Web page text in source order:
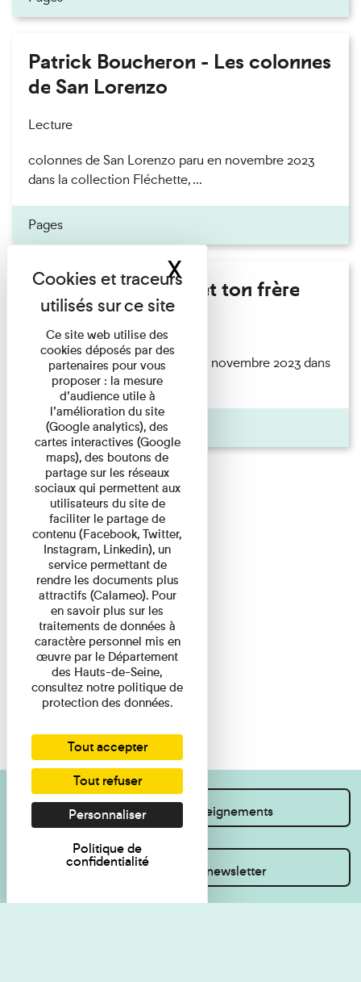
Patrick Boucheron - Les colonnes
de San Lorenzo
Lecture
colonnes de San Lorenzo paru en novembre 2023
dans la collection Fléchette, ...
Pages
Marie Cosnay - Toi et ton frère
Lecture
ouvrage Toi et ton frère paru en novembre 2023 dans
la collection ...
Pages
Je souhaite des renseignements
Inscrivez-vous à la newsletter
Ce site web utilise des
cookies déposés par des
partenaires pour vous
proposer : la mesure
d’audience utile à
l’amélioration du site
(Google analytics), des
cartes interactives (Google
maps), des boutons de
partage sur les réseaux
sociaux qui permettent aux
utilisateurs du site de
faciliter le partage de
contenu (Facebook, Twitter,
Instagram, Linkedin), un
service permettant de
rendre les documents plus
attractifs (Calameo). Pour
en savoir plus sur les
traitements de données à
caractère personnel mis en
œuvre par le Département
des Hauts-de-Seine,
consultez notre politique de
protection des données.
Tout accepter
Tout refuser
Personnaliser
Politique de
confidentialité
XMasquer le